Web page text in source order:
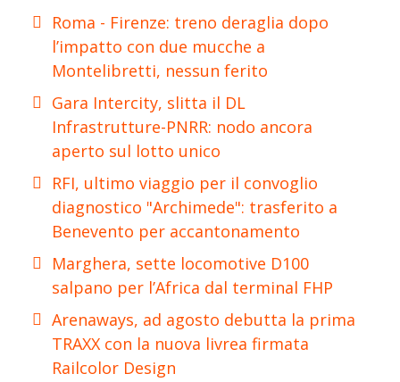
Roma - Firenze: treno deraglia dopo
l’impatto con due mucche a
Montelibretti, nessun ferito
Gara Intercity, slitta il DL
Infrastrutture-PNRR: nodo ancora
aperto sul lotto unico
RFI, ultimo viaggio per il convoglio
diagnostico "Archimede": trasferito a
Benevento per accantonamento
Marghera, sette locomotive D100
salpano per l’Africa dal terminal FHP
Arenaways, ad agosto debutta la prima
TRAXX con la nuova livrea firmata
Railcolor Design